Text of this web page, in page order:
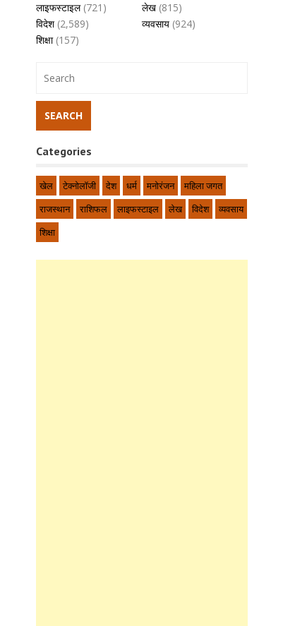
लाइफस्टाइल(721) लेख (815)
विदेश(2,589) व्यवसाय (924)
शिक्षा(157)
Categories
खेल टेक्नोलॉजी देश धर्म मनोरंजन
महिला जगत
राजस्थान
राशिफल लाइफस्टाइल लेख विदेश
व्यवसाय
शिक्षा